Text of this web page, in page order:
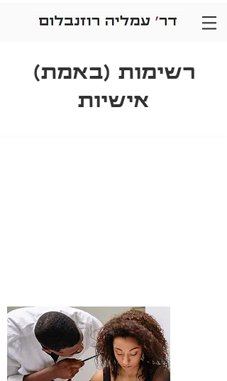
רשימות (באמת)
אישיות